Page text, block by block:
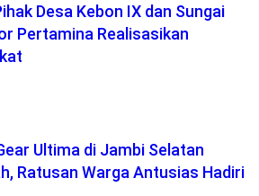
Desa Kebon IX dan Sungai
Pertamina Realisasikan
Ultima di Jambi Selatan
Ratusan Warga Antusias Hadiri